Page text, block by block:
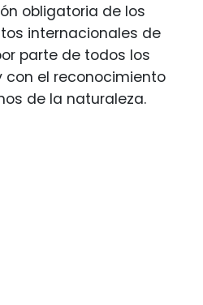
obligatoria de los
internacionales de
parte de todos los
con el reconocimiento
de la naturaleza.